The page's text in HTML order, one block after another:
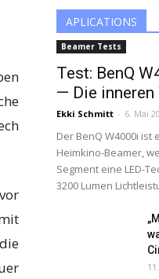
APLICATIONS
Beamer Tests
Test: BenQ
— Die inneren
Ekki Schmitt - 6. Mai
Der BenQ W4000i
Heimkino-Beamer,
Segment eine LED-
3200 Lumen